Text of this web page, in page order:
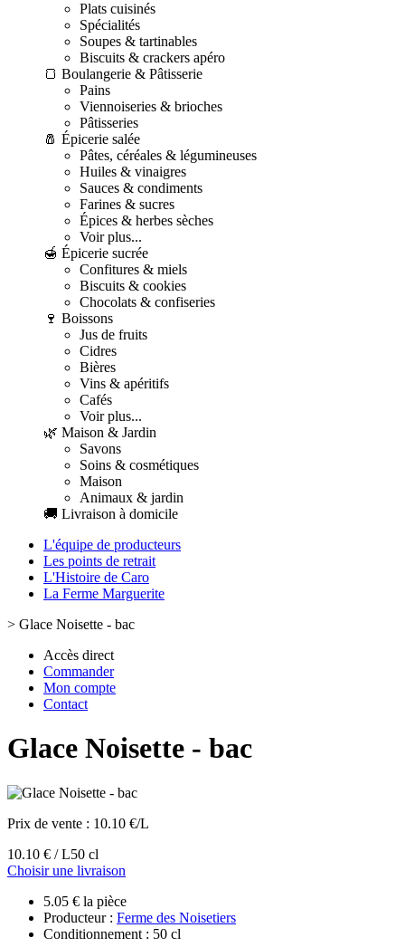
Plats cuisinés
Spécialités
Soupes & tartinables
Biscuits & crackers apéro
🍞 Boulangerie & Pâtisserie
Pains
Viennoiseries & brioches
Pâtisseries
🧂 Épicerie salée
Pâtes, céréales & légumineuses
Huiles & vinaigres
Sauces & condiments
Farines & sucres
Épices & herbes sèches
Voir plus...
🍯 Épicerie sucrée
Confitures & miels
Biscuits & cookies
Chocolats & confiseries
🍷 Boissons
Jus de fruits
Cidres
Bières
Vins & apéritifs
Cafés
Voir plus...
🌿 Maison & Jardin
Savons
Soins & cosmétiques
Maison
Animaux & jardin
🚚 Livraison à domicile
L'équipe de producteurs
Les points de retrait
L'Histoire de Caro
La Ferme Marguerite
> Glace Noisette - bac
Accès direct
Commander
Mon compte
Contact
Glace Noisette - bac
Prix de vente : 10.10 €/L
10.10 € / L50 cl
Choisir une livraison
5.05 € la pièce
Producteur : Ferme des Noisetiers
Conditionnement : 50 cl